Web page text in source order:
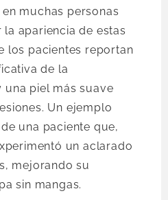
muchas personas
apariencia de estas
los pacientes reportan
de la
una piel más suave
Un ejemplo
una paciente que,
un aclarado
mejorando su
sin mangas.